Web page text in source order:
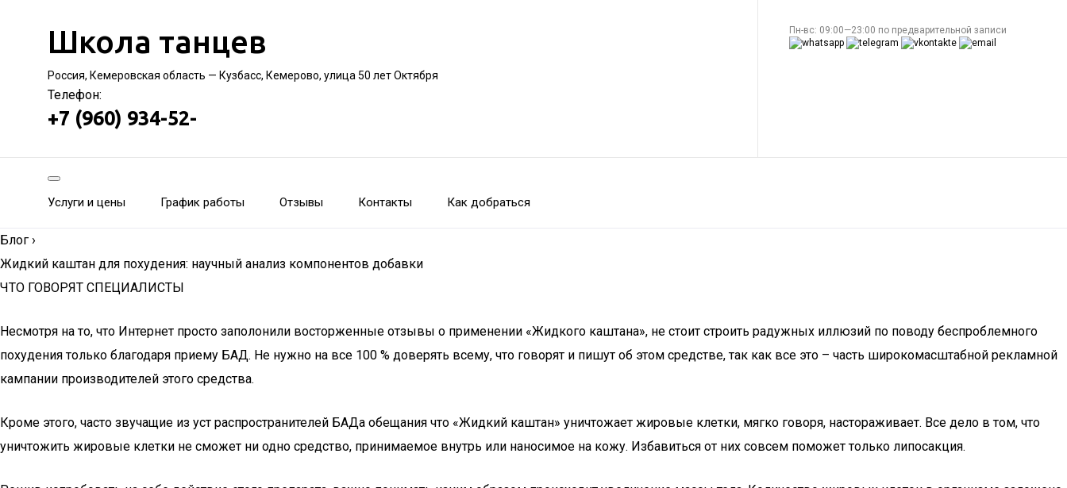
Школа танцев
Россия, Кемеровская область — Кузбасс, Кемерово, улица 50 лет Октября
Телефон:
+7 (960) 934-52-
Пн-вс: 09:00—23:00 по предварительной записи
Услуги и цены График работы Отзывы Контакты Как добраться
Блог ›
Жидкий каштан для похудения: научный анализ компонентов добавки
ЧТО ГОВОРЯТ СПЕЦИАЛИСТЫ
Несмотря на то, что Интернет просто заполонили восторженные отзывы о применении «Жидкого каштана», не стоит строить радужных иллюзий по поводу беспроблемного
похудения только благодаря приему БАД. Не нужно на все 100 % доверять всему, что говорят и пишут об этом средстве, так как все это – часть широкомасштабной рекламной
кампании производителей этого средства.
Кроме этого, часто звучащие из уст распространителей БАДа обещания что «Жидкий каштан» уничтожает жировые клетки, мягко говоря, настораживает. Все дело в том, что
уничтожить жировые клетки не сможет ни одно средство, принимаемое внутрь или наносимое на кожу. Избавиться от них совсем поможет только липосакция.